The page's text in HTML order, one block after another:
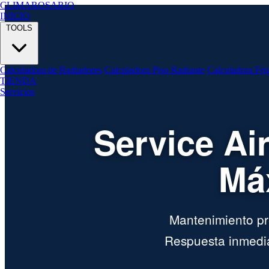
CLIMAROSARIO
INICIO
TOOLS
Calculadora de Radiadores Calculadora Piso Radiante Calculadora
TIENDA
Servicios
Service
Mantenimiento
Respuesta